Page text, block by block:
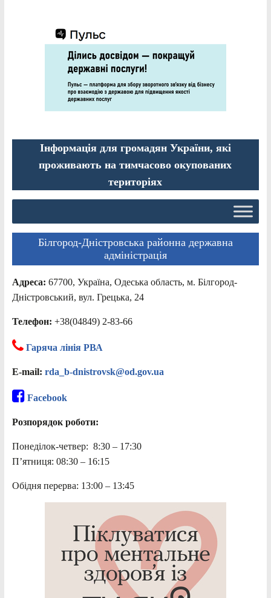
Інформація для громадян України, які
проживають на тимчасово окупованих
територіях
Білгород-Дністровська районна державна
адміністрація
Адреса: 67700, Україна, Одеська область, м. Білгород-
Дністровський, вул. Грецька, 24
Телефон: +38(04849) 2-83-66
Гаряча лінія РВА
E-mail: rda_b-dnistrovsk@od.gov.ua
Facebook
Розпорядок роботи:
Понеділок-четвер: 8:30 – 17:30
П’ятниця: 08:30 – 16:15
Обідня перерва: 13:00 – 13:45